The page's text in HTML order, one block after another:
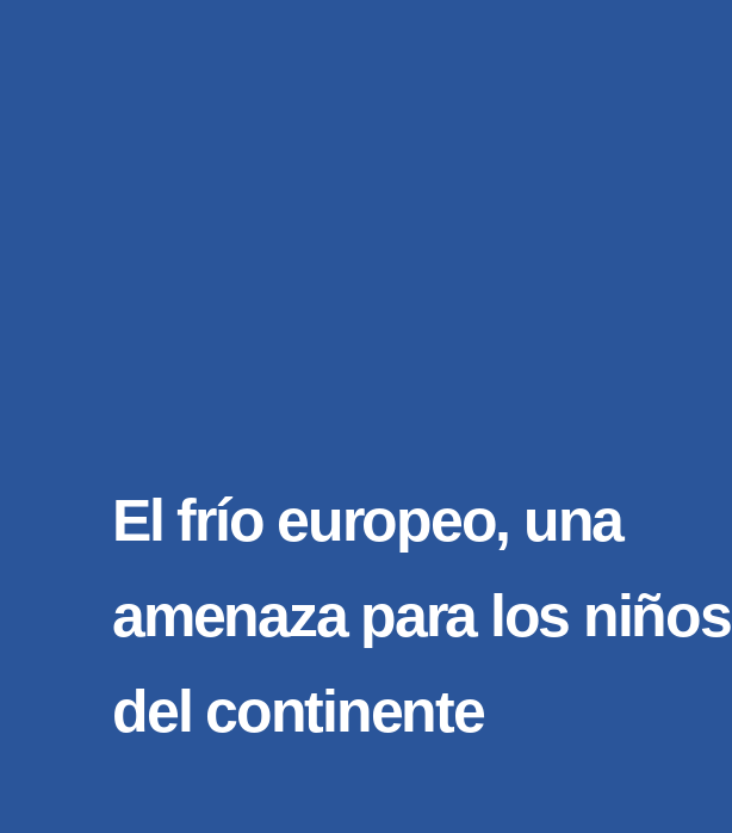
El frío europeo, una
amenaza para los niños
del continente